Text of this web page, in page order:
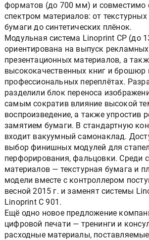
форматов (до 700 мм) и совместимо
спектром материалов: от
бумаги до синтетических плёнок.
Модульная система Linoprint CP (до
ориентирована на выпуск
презентационных материалов, а
высококачественных книг и брошюр
профессиональных переплётах.
разделили блок переноса
самым сократив влияние высокой
воспроизведение, а также упростив
замятием бумаги. В стандартную
входит вакуумный самонаклад.
выбор финишных модулей для
перфорирования, фальцовки. Среди
материалов — текстурная бумага и
модели вместе с контроллером
весной 2015 г. и заменят системы
Linoprint C 901.
Ещё одно новое предложение
цифровой печати — тренинги и
расходные материалы,